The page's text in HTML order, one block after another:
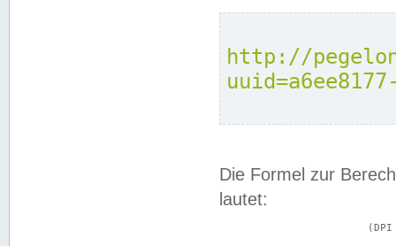
http://
Die Formel zur
lautet: